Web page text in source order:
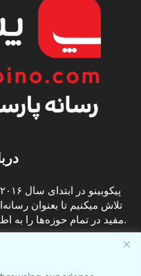
تلاش میکنیم تا بعنوان
مفید در تمام حوزه‌ها را به اطلاع جامعه فارسی‌زبان کانادا برسانیم.